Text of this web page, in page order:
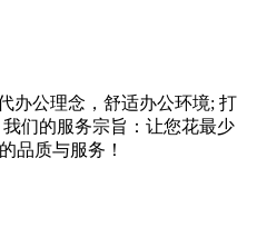
办公理念，舒适办公环境; 打
们的服务宗旨：让您花最少
品质与服务！